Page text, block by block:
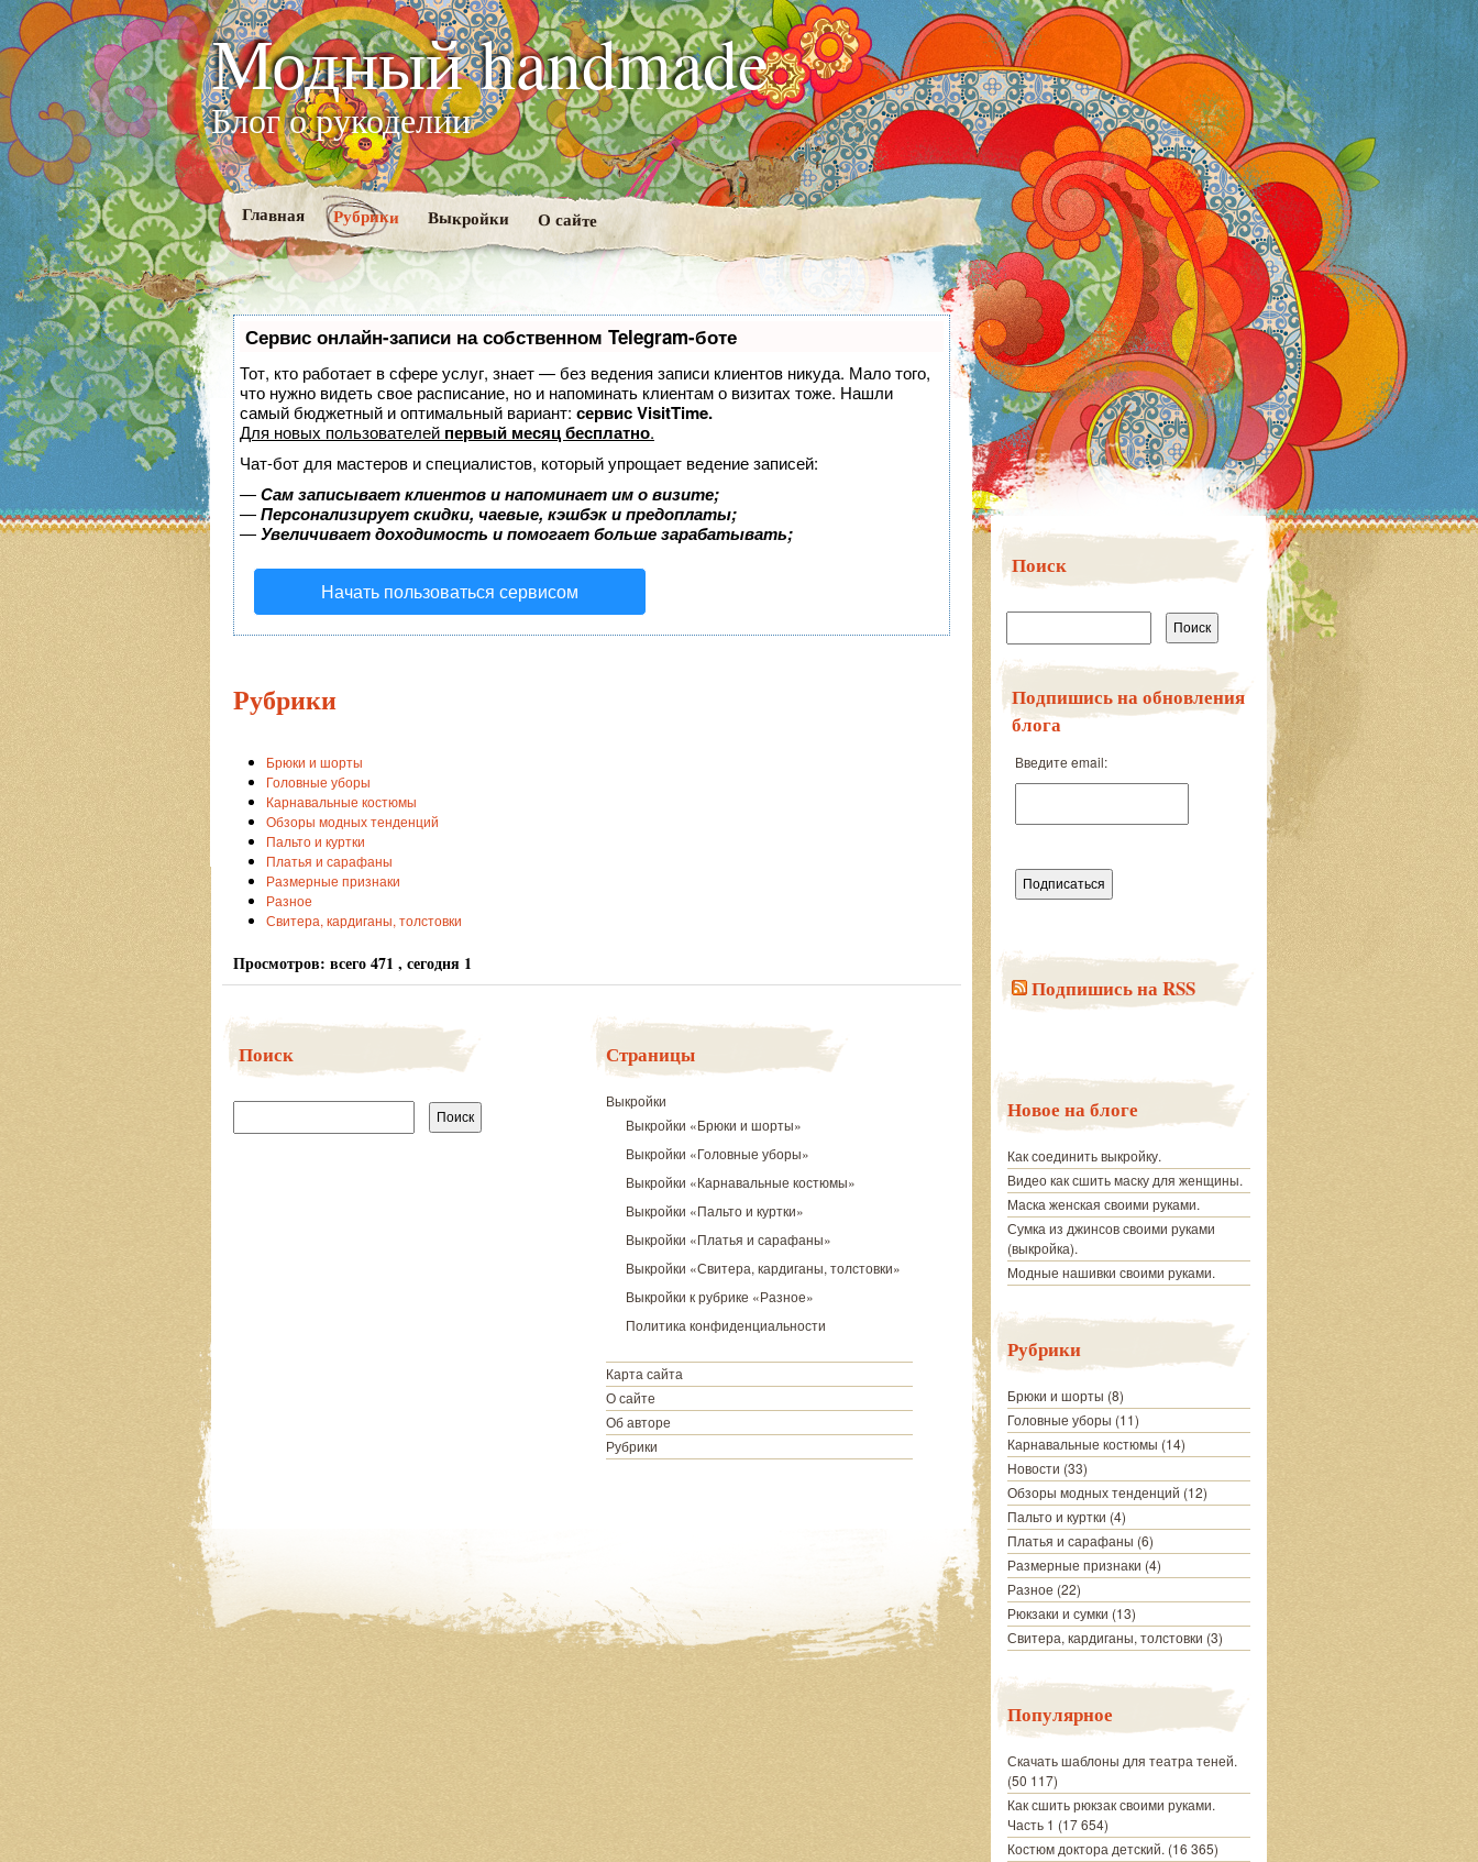
Модный handmade
Блог о рукоделии
Главная Рубрики Выкройки О сайте
Сервис онлайн-записи на собственном Telegram-боте
Тот, кто работает в сфере услуг, знает — без ведения записи клиентов никуда. Мало того,
что нужно видеть свое расписание, но и напоминать клиентам о визитах тоже. Нашли
самый бюджетный и оптимальный вариант: сервис VisitTime.
Для новых пользователей первый месяц бесплатно.
Чат-бот для мастеров и специалистов, который упрощает ведение записей:
—Сам записывает клиентов и напоминает им о визите;
—Персонализирует скидки, чаевые, кэшбэк и предоплаты;
—Увеличивает доходимость и помогает больше зарабатывать;
Начать пользоваться сервисом
Рубрики
Брюки и шорты
Головные уборы
Карнавальные костюмы
Обзоры модных тенденций
Пальто и куртки
Платья и сарафаны
Размерные признаки
Разное
Свитера, кардиганы, толстовки
Просмотров: всего 471 , сегодня 1
Поиск
Найти:
Страницы
Выкройки
Выкройки «Брюки и шорты»
Выкройки «Головные уборы»
Выкройки «Карнавальные костюмы»
Выкройки «Пальто и куртки»
Выкройки «Платья и сарафаны»
Выкройки «Свитера, кардиганы, толстовки»
Выкройки к рубрике «Разное»
Политика конфиденциальности
Карта сайта
О сайте
Об авторе
Рубрики
Поиск
Найти:
Подпишись на обновления
блога
Введите email:
Подпишись на RSS
Новое на блоге
Как соединить выкройку.
Видео как сшить маску для женщины.
Маска женская своими руками.
Сумка из джинсов своими руками
(выкройка).
Модные нашивки своими руками.
Рубрики
Брюки и шорты (8)
Головные уборы (11)
Карнавальные костюмы (14)
Новости (33)
Обзоры модных тенденций (12)
Пальто и куртки (4)
Платья и сарафаны (6)
Размерные признаки (4)
Разное (22)
Рюкзаки и сумки (13)
Свитера, кардиганы, толстовки (3)
Популярное
Скачать шаблоны для театра теней.
(50 117)
Как сшить рюкзак своими руками.
Часть 1 (17 654)
Костюм доктора детский. (16 365)